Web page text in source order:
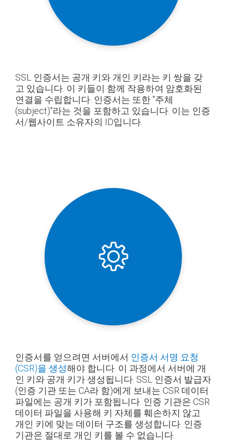
SSL 인증서는 공개 키와 개인 키라는 키 쌍을 갖
고 있습니다. 이 키들이 함께 작용하여 암호화된
연결을 수립합니다. 인증서는 또한 "주체
(subject)"라는 것을 포함하고 있습니다. 이는 인증
서/웹사이트 소유자의 ID입니다.
인증서를 얻으려면 서버에서 인증서 서명 요청
(CSR)을 생성해야 합니다. 이 과정에서 서버에 개
인 키와 공개 키가 생성됩니다. SSL 인증서 발급자
(인증 기관 또는 CA라 함)에게 보내는 CSR 데이터
파일에는 공개 키가 포함됩니다. 인증 기관은 CSR
데이터 파일을 사용해 키 자체를 훼손하지 않고
개인 키에 맞는 데이터 구조를 생성합니다. 인증
기관은 절대로 개인 키를 볼 수 없습니다.